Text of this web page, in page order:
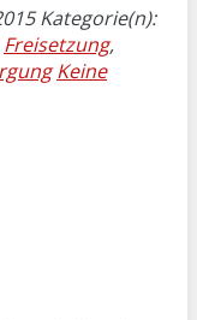
Kategorie(n):
Freisetzung,
Keine